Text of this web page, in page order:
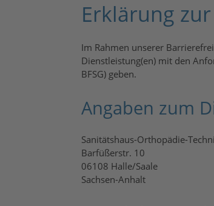
Erklärung
Im Rahmen unserer
Dienstleistung(en) mit den
BFSG) geben.
Angaben zum
Sanitätshaus-Orthopädie-
Barfüßerstr. 10
06108 Halle/Saale
Sachsen-Anhalt